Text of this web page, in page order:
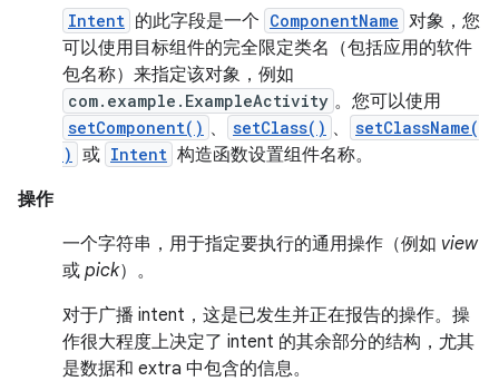
Intent 的此字段是一个 ComponentName 对象，您
可以使用目标组件的完全限定类名（包括应用的软件
包名称）来指定该对象，例如
com.example.ExampleActivity 。您可以使用
setComponent() 、 setClass() 、
setClassName(
) 或 Intent 构造函数设置组件名称。
操作
一个字符串，用于指定要执行的通用操作（例如 view
或 pick）。
对于广播 intent，这是已发生并正在报告的操作。操
作很大程度上决定了 intent 的其余部分的结构，尤其
是数据和 extra 中包含的信息。